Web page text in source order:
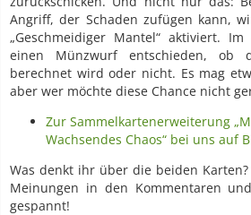
Angriff, der Schaden zufügen kann,
„Geschmeidiger Mantel“ aktiviert.
einen Münzwurf entschieden, ob
berechnet wird oder nicht. Es mag
aber wer möchte diese Chance nicht
Zur Sammelkartenerweiterung
Wachsendes Chaos“ bei uns auf
Was denkt ihr über die beiden
Meinungen in den Kommentaren
gespannt!